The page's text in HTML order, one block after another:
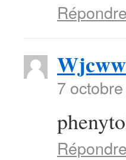
Répondre
7
Répondre